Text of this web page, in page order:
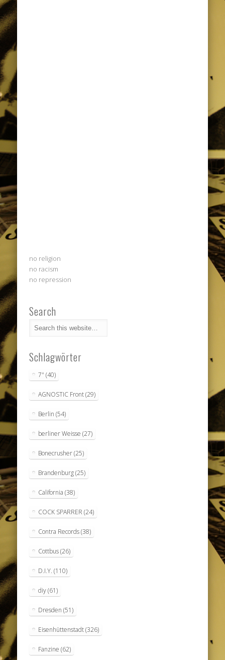
no religion
no racism
no repression
Search
Schlagwörter
7" (40)
AGNOSTIC Front(29)
Berlin (54)
berliner Weisse (27)
Bonecrusher(25)
Brandenburg(25)
California (38)
COCK SPARRER (24)
Contra Records(38)
Cottbus(26)
D.I.Y. (110)
diy(61)
Dresden (51)
Eisenhüttenstadt(326)
Fanzine (62)